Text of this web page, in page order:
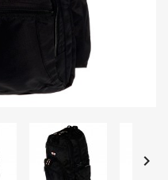
